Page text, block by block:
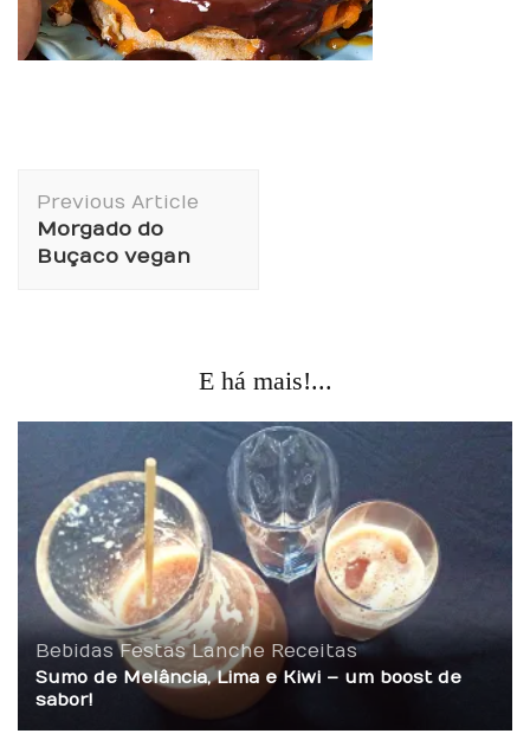
Navigation
Previous Article
Morgado do
Buçaco vegan
E há mais!...
Bebidas Festas Lanche Receitas
Sumo de Melância, Lima e Kiwi – um boost de
sabor!